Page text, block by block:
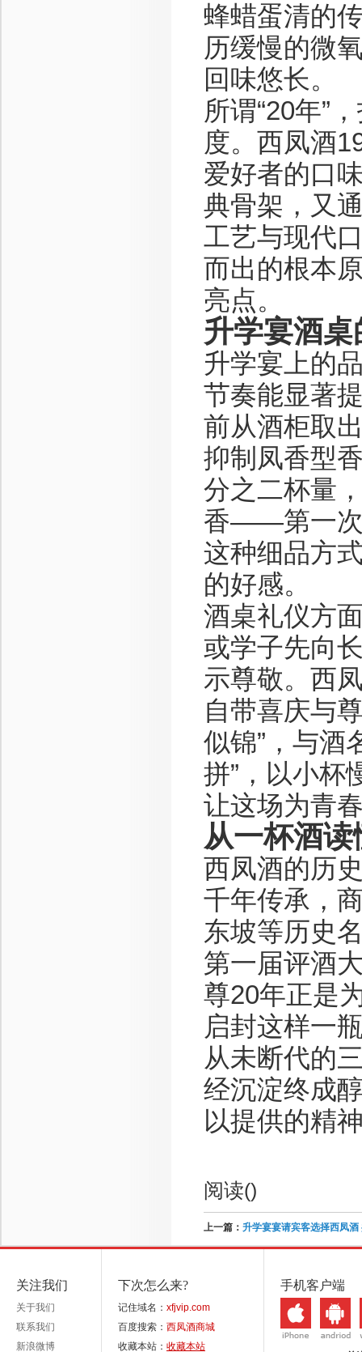
蜂蜡蛋清的
历缓慢的微
回味悠长。
所谓“20年”
度。西凤酒
爱好者的口
典骨架，又
工艺与现代
而出的根本
亮点。
升学宴酒
升学宴上的
节奏能显著
前从酒柜取
抑制凤香型
分之二杯量
香——第一次
这种细品方
的好感。
酒桌礼仪方
或学子先向
示尊敬。西
自带喜庆与
似锦”，与酒
拼”，以小杯
让这场为青
从一杯酒
西凤酒的历
千年传承，
东坡等历史
第一届评酒
尊20年正是
启封这样一
从未断代的
经沉淀终成
以提供的精
阅读()
上一篇： 升学宴宴请宾客选择西凤
关注我们
关于我们
联系我们
新浪微博
下次怎么来?
记住域名： xfjvip.com
百度搜索： 西凤酒商城
收藏本站： 收藏本站
手机客户端